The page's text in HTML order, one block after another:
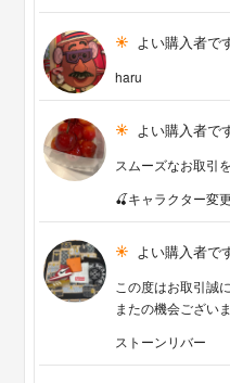
よい購入者で
haru
よい購入者で
スムーズなお取引
🍒キャラクター変
よい購入者で
この度はお取引誠
またの機会ござい
ストーンリバー